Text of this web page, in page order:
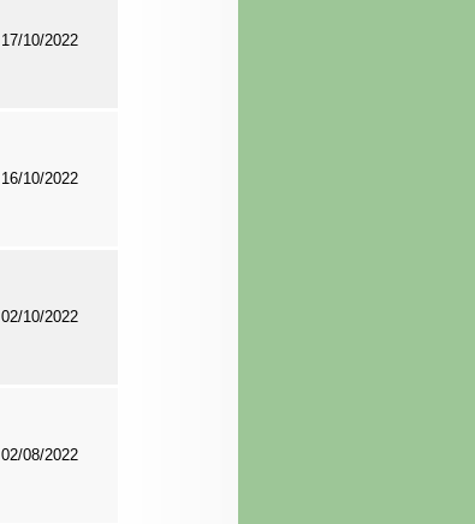
17/10/2022
16/10/2022
02/10/2022
02/08/2022